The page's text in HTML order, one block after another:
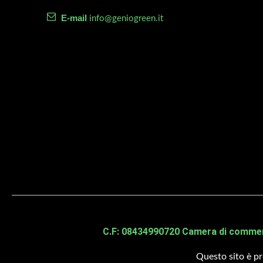
E-mail info@geniogreen.it
idraulica da diserbo da mt 12 chiusura a croce
C.F: 08434990720 Camera di
Questo sito è